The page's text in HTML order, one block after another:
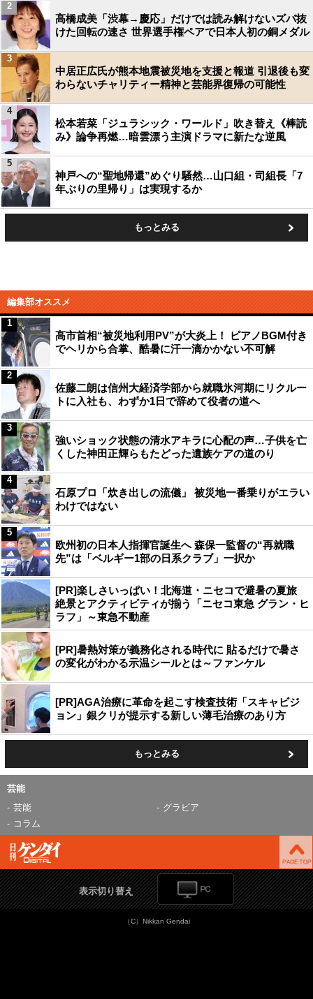
高橋成美「渋幕→慶応」だけでは読み解けないズバ抜
けた回転の速さ 世界選手権ペアで日本人初の銅メダル
2
中居正広氏が熊本地震被災地を支援と報道 引退後も変
わらないチャリティー精神と芸能界復帰の可能性
3
松本若菜「ジュラシック・ワールド」吹き替え《棒読
み》論争再燃…暗雲漂う主演ドラマに新たな逆風
4
神戸への“聖地帰還”めぐり騒然…山口組・司組長「7
年ぶりの里帰り」は実現するか
5
もっとみる
編集部オススメ
高市首相“被災地利用PV”が大炎上！ ピアノBGM付き
でヘリから合掌、酷暑に汗一滴かかない不可解
1
佐藤二朗は信州大経済学部から就職氷河期にリクルー
トに入社も、わずか1日で辞めて役者の道へ
2
強いショック状態の清水アキラに心配の声…子供を亡
くした神田正輝らもたどった遺族ケアの道のり
3
石原プロ「炊き出しの流儀」 被災地一番乗りがエラい
わけではない
4
欧州初の日本人指揮官誕生へ 森保一監督の“再就職
先”は「ベルギー1部の日系クラブ」一択か
5
[PR]楽しさいっぱい！北海道・ニセコで避暑の夏旅
絶景とアクティビティが揃う「ニセコ東急 グラン・ヒ
ラフ」～東急不動産
[PR]暑熱対策が義務化される時代に 貼るだけで暑さ
の変化がわかる示温シールとは～ファンケル
[PR]AGA治療に革命を起こす検査技術「スキャビジ
ョン」銀クリが提示する新しい薄毛治療のあり方
もっとみる
芸能
芸能
グラビア
コラム
表示切り替え
（C）Nikkan Gendai